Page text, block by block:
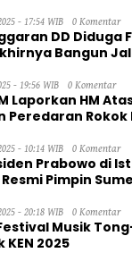
- 17:54 WIB 0 Komentar
DD Diduga
Bangun
- 19:56 WIB 0 Komentar
Laporkan HM
Peredaran Rokok
- 10:14 WIB 0 Komentar
Prabowo di
Pimpin
- 20:18 WIB 0 Komentar
Musik
KEN 2025